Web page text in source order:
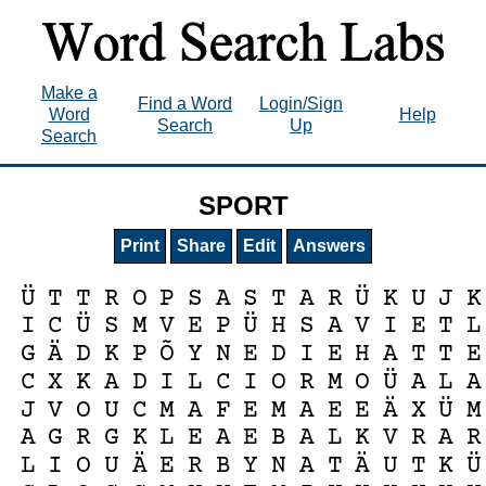
Make a
Word
Search
Find a Word
Search
Login/Sign
Up
Help
SPORT
Print Share Edit Answers
Ü T T R O P S A S T A R Ü K U J K
I C Ü S M V E P Ü H S A V I E T L
G Ä D K P Õ Y N E D I E H A T T E
C X K A D I L C I O R M O Ü A L A
J V O U C M A F E M A E E Ä X Ü M
A G R G K L E A E B A L K V R A R
L I O U Ä E R B Y N A T Ä U T K Ü